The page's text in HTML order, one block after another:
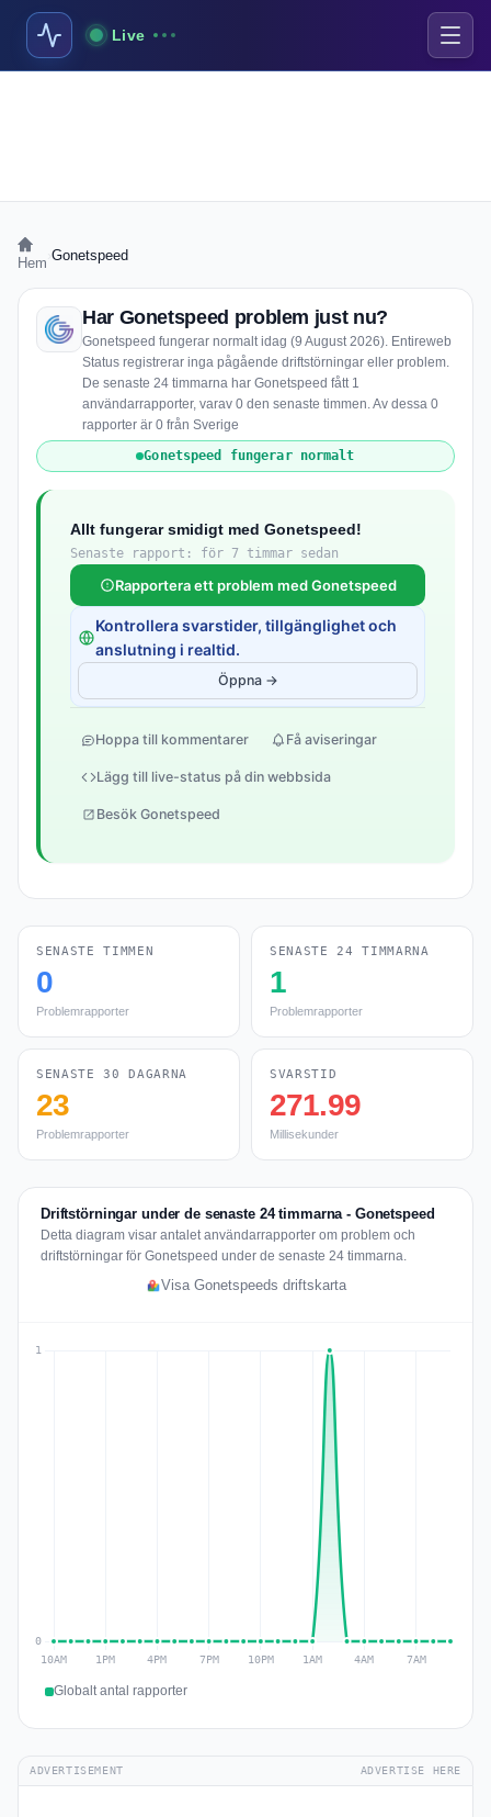
Live
Hem Gonetspeed
Har Gonetspeed problem just nu?
Gonetspeed fungerar normalt idag (9 August 2026). Entireweb
Status registrerar inga pågående driftstörningar eller problem.
De senaste 24 timmarna har Gonetspeed fått 1
användarrapporter, varav 0 den senaste timmen. Av dessa 0
rapporter är 0 från Sverige
Gonetspeed fungerar normalt
Allt fungerar smidigt med Gonetspeed!
Senaste rapport: för 7 timmar sedan
Rapportera ett problem med Gonetspeed
Kontrollera svarstider, tillgänglighet och
anslutning i realtid.
Öppna →
Hoppa till kommentarer Få aviseringar
Lägg till live-status på din webbsida
Besök Gonetspeed
SENASTE TIMMEN
0
Problemrapporter
SENASTE 24 TIMMARNA
1
Problemrapporter
SENASTE 30 DAGARNA
23
Problemrapporter
SVARSTID
271.99
Millisekunder
Driftstörningar under de senaste 24 timmarna - Gonetspeed
Detta diagram visar antalet användarrapporter om problem och
driftstörningar för Gonetspeed under de senaste 24 timmarna.
Visa Gonetspeeds driftskarta
Globalt antal rapporter
ADVERTISEMENT ADVERTISE HERE